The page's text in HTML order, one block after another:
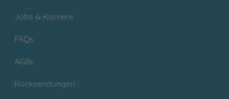
Jobs & Karriere
FAQs
AGBs
Rücksendungen